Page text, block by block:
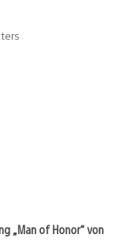
„Man of Honor“ von